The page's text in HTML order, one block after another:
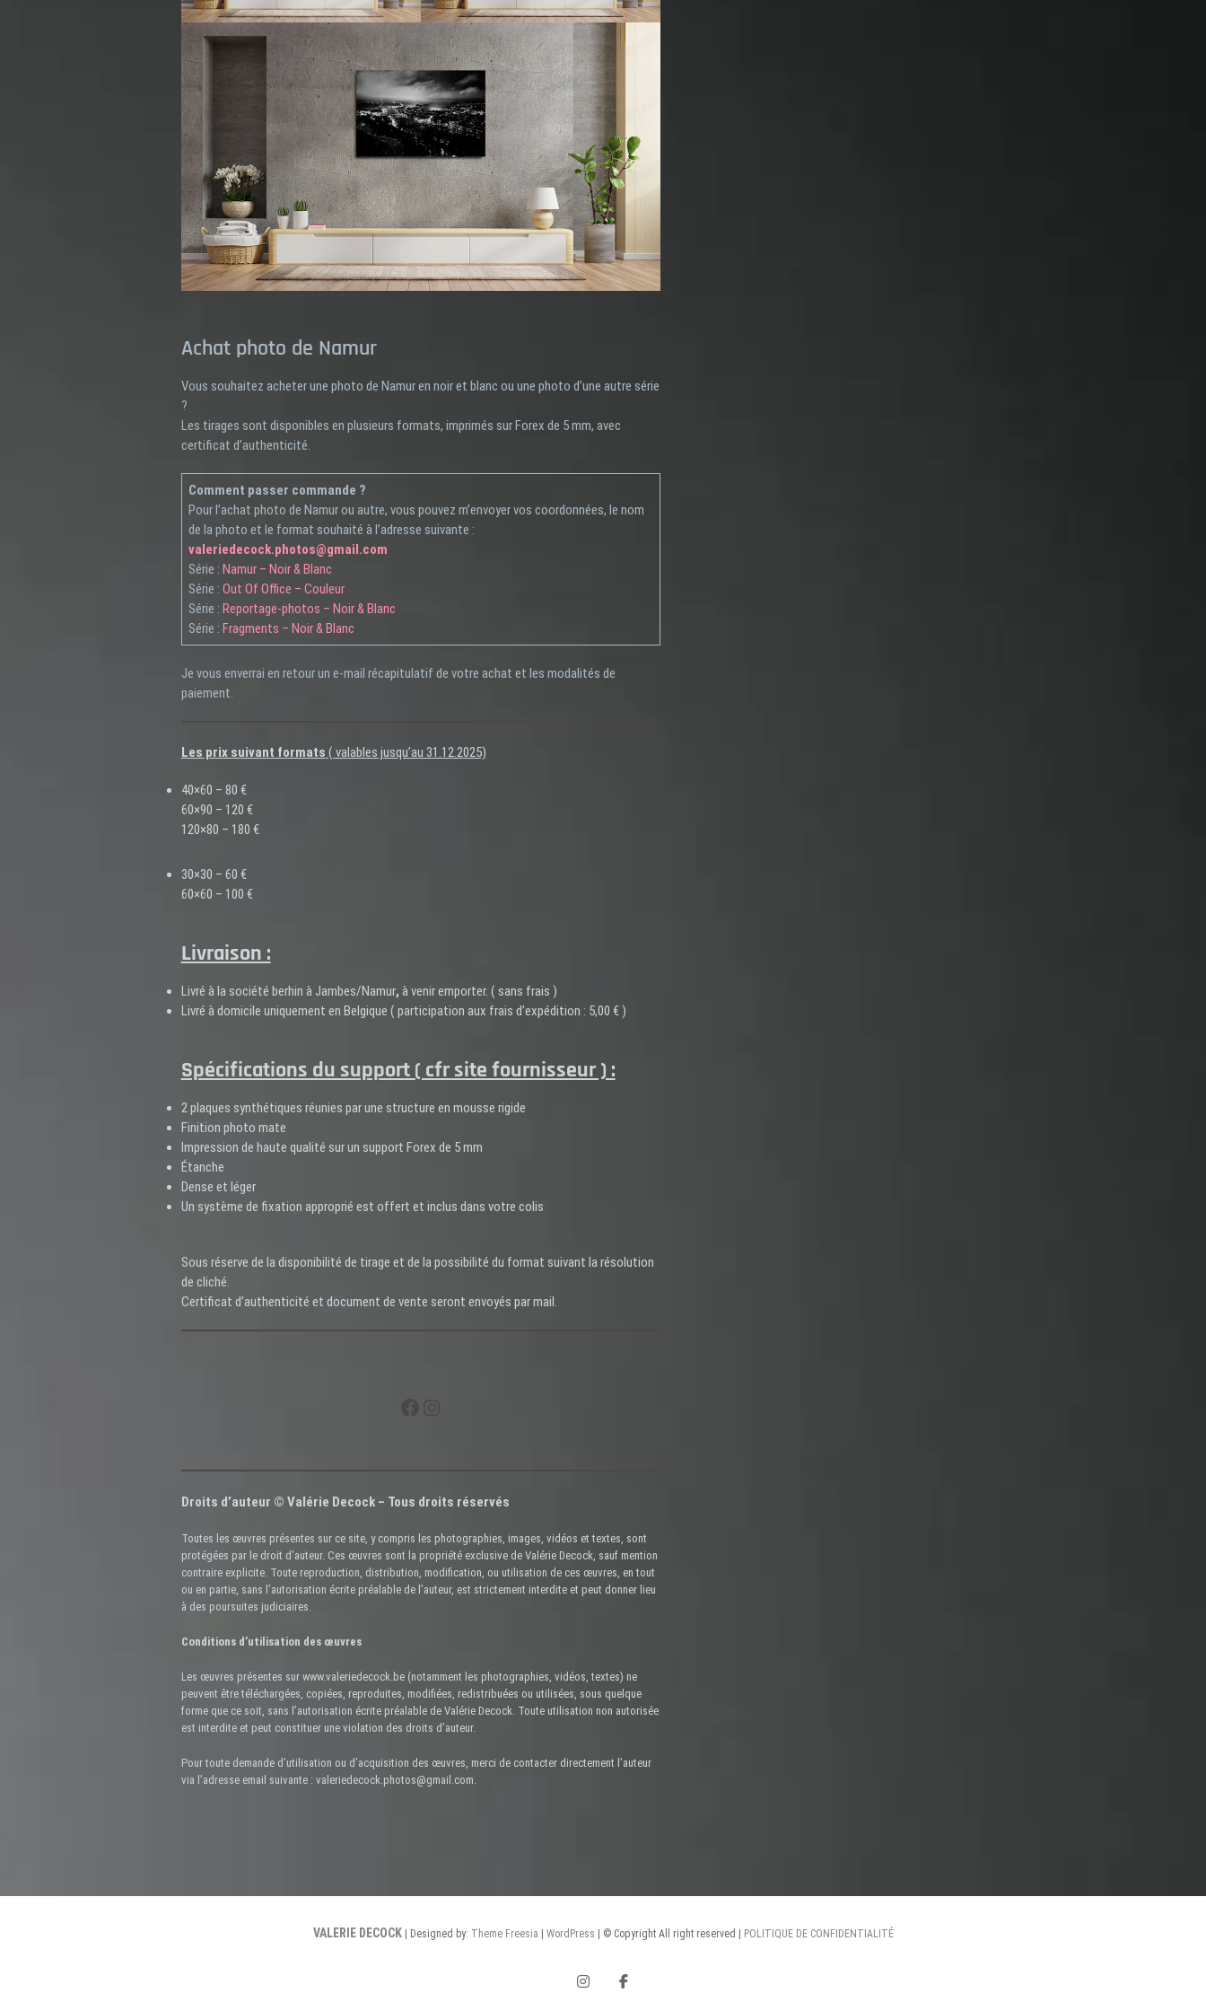
Achat photo de Namur
Vous souhaitez acheter une photo de Namur en noir et blanc ou une photo d’une autre série
?
Les tirages sont disponibles en plusieurs formats, imprimés sur Forex de 5 mm, avec
certificat d’authenticité.
Comment passer commande ?
Pour l’achat photo de Namur ou autre, vous pouvez m’envoyer vos coordonnées, le nom
de la photo et le format souhaité à l’adresse suivante :
valeriedecock.photos@gmail.com
Série :Namur – Noir & Blanc
Série :Out Of Office – Couleur
Série :Reportage-photos – Noir & Blanc
Série :Fragments – Noir & Blanc
Je vous enverrai en retour un e-mail récapitulatif de votre achat et les modalités de
paiement.
Les prix suivant formats ( valables jusqu’au 31.12.2025)
40×60 – 80 €
60×90 – 120 €
120×80 – 180 €
30×30 – 60 €
60×60 – 100 €
Livraison :
Livré à la société berhin à Jambes/Namur, à venir emporter. ( sans frais )
Livré à domicile uniquement en Belgique ( participation aux frais d’expédition : 5,00 € )
Spécifications du support ( cfr site fournisseur ) :
2 plaques synthétiques réunies par une structure en mousse rigide
Finition photo mate
Impression de haute qualité sur un support Forex de 5 mm
Étanche
Dense et léger
Un système de fixation approprié est offert et inclus dans votre colis
Sous réserve de la disponibilité de tirage et de la possibilité du format suivant la résolution
de cliché.
Certificat d’authenticité et document de vente seront envoyés par mail.
Droits d’auteur © Valérie Decock – Tous droits réservés
Toutes les œuvres présentes sur ce site, y compris les photographies, images, vidéos et textes, sont
protégées par le droit d’auteur. Ces œuvres sont la propriété exclusive de Valérie Decock, sauf mention
contraire explicite. Toute reproduction, distribution, modification, ou utilisation de ces œuvres, en tout
ou en partie, sans l’autorisation écrite préalable de l’auteur, est strictement interdite et peut donner lieu
à des poursuites judiciaires.
Conditions d’utilisation des œuvres
Les œuvres présentes sur www.valeriedecock.be (notamment les photographies, vidéos, textes) ne
peuvent être téléchargées, copiées, reproduites, modifiées, redistribuées ou utilisées, sous quelque
forme que ce soit, sans l’autorisation écrite préalable de Valérie Decock. Toute utilisation non autorisée
est interdite et peut constituer une violation des droits d’auteur.
Pour toute demande d’utilisation ou d’acquisition des œuvres, merci de contacter directement l’auteur
via l’adresse email suivante : valeriedecock.photos@gmail.com.
VALERIE DECOCK| Designed by: Theme Freesia | WordPress | © Copyright All right reserved | POLITIQUE DE CONFIDENTIALITÉ
instagram
facebook